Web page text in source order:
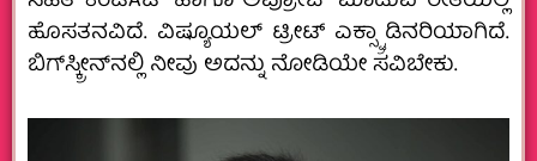
ಹೊಸತನವಿದೆ. ವಿಷ್ಯೂಯಲ್ ಟ್ರೀಟ್ ಎಕ್ಸ್ಟ್ರಾಡಿನರಿಯಾಗಿದೆ.
ಬಿಗ್‌ಸ್ಕ್ರೀನ್‌ನಲ್ಲಿ ನೀವು ಅದನ್ನು ನೋಡಿಯೇ ಸವಿಬೇಕು.